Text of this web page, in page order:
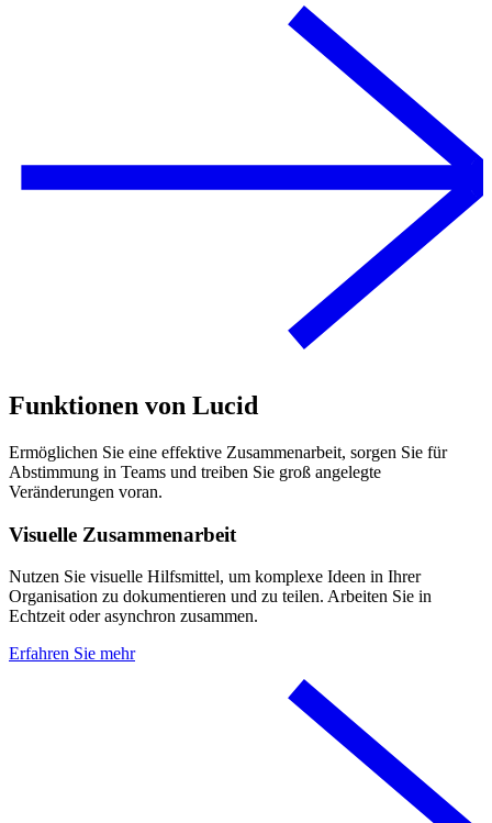
Funktionen von Lucid
Ermöglichen Sie eine effektive Zusammenarbeit, sorgen Sie für
Abstimmung in Teams und treiben Sie groß angelegte
Veränderungen voran.
Visuelle Zusammenarbeit
Nutzen Sie visuelle Hilfsmittel, um komplexe Ideen in Ihrer
Organisation zu dokumentieren und zu teilen. Arbeiten Sie in
Echtzeit oder asynchron zusammen.
Erfahren Sie mehr